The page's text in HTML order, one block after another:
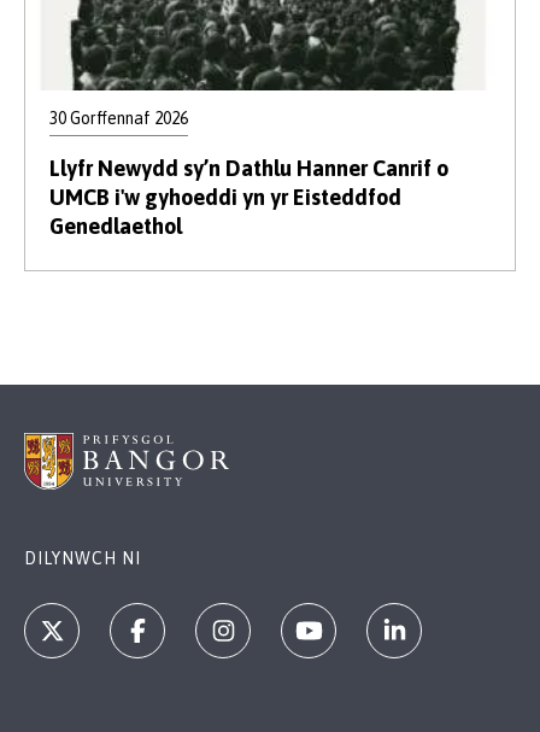
30 Gorffennaf 2026
Llyfr Newydd sy’n Dathlu Hanner Canrif o
UMCB i'w gyhoeddi yn yr Eisteddfod
Genedlaethol
DILYNWCH NI